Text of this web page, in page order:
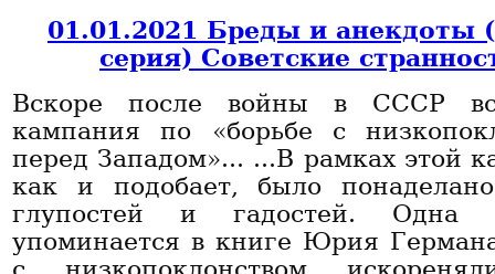
01.01.2021 Бреды и анекдоты
серия) Советские
Вскоре после войны в СССР
кампания по «борьбе с
перед Западом»... ...В рамках этой
как и подобает, было
глупостей и гадостей.
упоминается в книге Юрия